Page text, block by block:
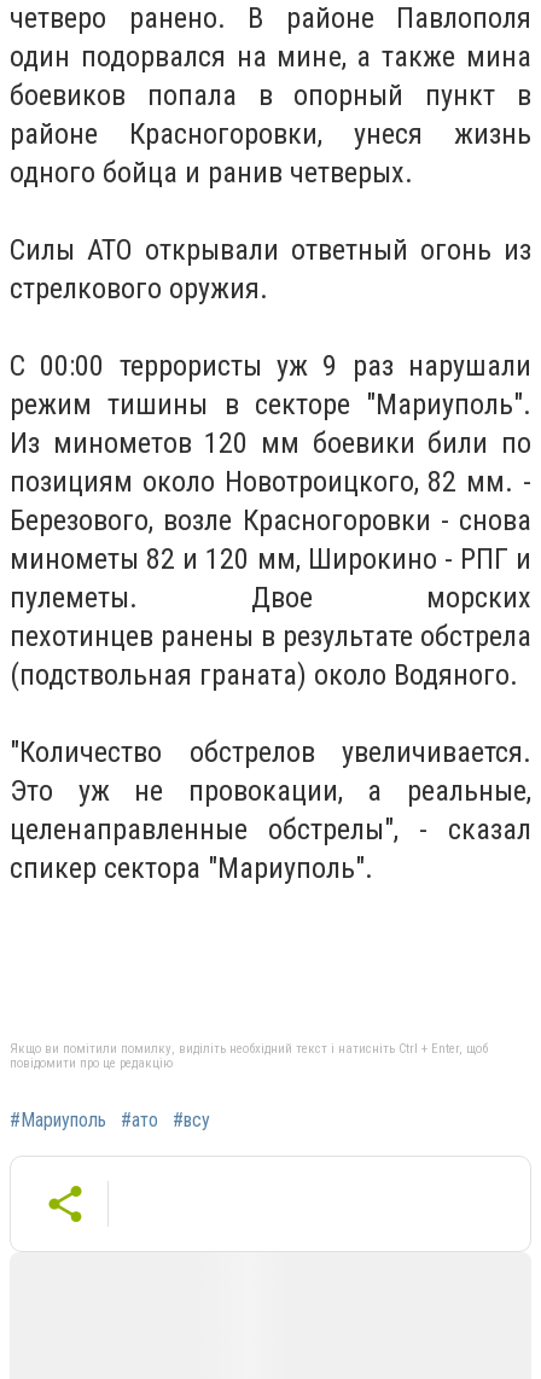
четверо ранено. В районе Павлополя
один подорвался на мине, а также мина
боевиков попала в опорный пункт в
районе Красногоровки, унеся жизнь
одного бойца и ранив четверых.
Силы АТО открывали ответный огонь из
стрелкового оружия.
С 00:00 террористы уж 9 раз нарушали
режим тишины в секторе "Мариуполь".
Из минометов 120 мм боевики били по
позициям около Новотроицкого, 82 мм. -
Березового, возле Красногоровки - снова
минометы 82 и 120 мм, Широкино - РПГ и
пулеметы. Двое морских
пехотинцев ранены в результате обстрела
(подствольная граната) около Водяного.
"Количество обстрелов увеличивается.
Это уж не провокации, а реальные,
целенаправленные обстрелы", - сказал
спикер сектора "Мариуполь".
Якщо ви помітили помилку, виділіть необхідний текст і натисніть Ctrl + Enter, щоб
повідомити про це редакцію
#Мариуполь #ато #всу